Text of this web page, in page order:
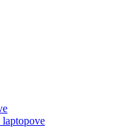
laptopove